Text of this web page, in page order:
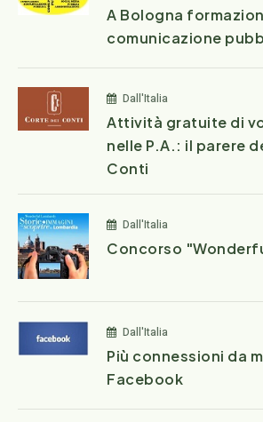
A Bologna
comunicazione
Dall'Italia
Attività gratuite di
nelle P.A.: il parere
Conti
Dall'Italia
Concorso
Dall'Italia
Più connessioni da
Facebook